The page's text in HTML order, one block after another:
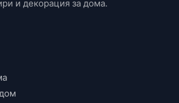
и декорация за дома.